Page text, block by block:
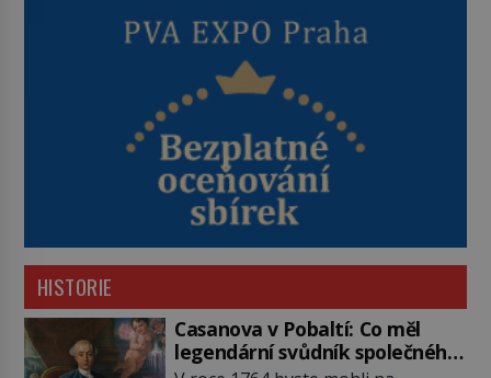
HISTORIE
Casanova v Pobaltí: Co měl
legendární svůdník společného